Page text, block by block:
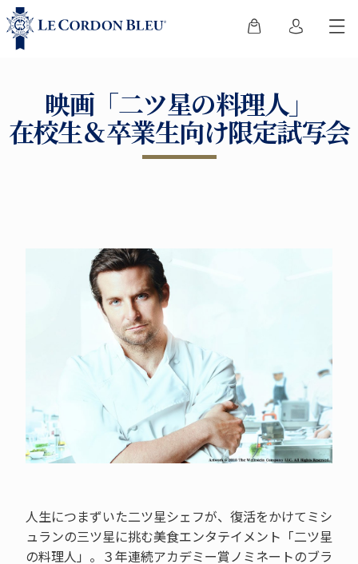
映画「二ツ星の料理人」
在校生＆卒業生向け限定試写会
人生につまずいた二ツ星シェフが、復活をかけてミシ
ュランの三ツ星に挑む美食エンタテイメント「二ツ星
の料理人」。３年連続アカデミー賞ノミネートのブラ